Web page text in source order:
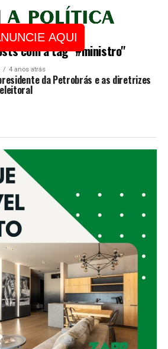
AQUI
com a tag "#ministro"
4 anos atrás
da Petrobrás e as diretrizes